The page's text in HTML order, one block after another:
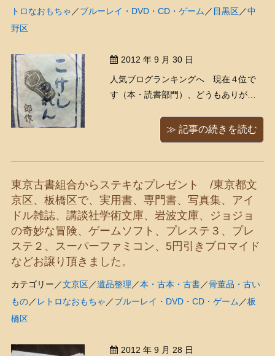
トロなおもちゃ／ブルーレイ・DVD・CD・ゲーム／ 目黒区／中
野区
2012 年 9 月 30 日
人気ブログランキングへ 現在４位で
す（本・読書部門）、どうもありがと
約が３件入っていたので台風は大丈夫
だろうかと昨日まで心配していたので
も道路がガラ空きだった ...
≫ 記事の続きを読む
東京古書組合からステキなプレゼント /東京都文
京区、板橋区で、実用書、専門書、写真集、アイ
ドル雑誌、講談社学術文庫、岩波文庫、ジョジョ
の奇妙な冒険、ゲームソフト、プレステ３、プレ
ステ２、スーパーファミコン、5円引きブロマイド
などお譲り頂きました。
カテゴリー／文京区／遺品整理／本・古本・古書／骨董品・古い
もの／ レトロなおもちゃ／ブルーレイ・DVD・CD・ゲーム／板
橋区
2012 年 9 月 28 日